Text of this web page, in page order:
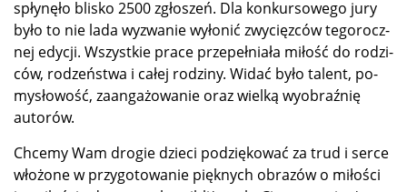
spły­nę­ło bli­sko 2500 zgło­szeń. Dla kon­kur­so­we­go ju­ry
by­ło to nie la­da wy­zwa­nie wy­ło­nić zwy­cięz­ców te­go­rocz­
nej edy­cji. Wszyst­kie pra­ce prze­peł­nia­ła mi­łość do ro­dzi­
ców, ro­dzeń­stwa i ca­łej ro­dzi­ny. Wi­dać by­ło ta­lent, po­
my­sło­wość, za­an­ga­żo­wa­nie oraz wiel­ką wy­obraź­nię
autorów.
Chce­my Wam dro­gie dzie­ci po­dzię­ko­wać za trud i ser­ce
wło­żo­ne w przy­go­to­wa­nie pięk­nych ob­ra­zów o mi­ło­ści